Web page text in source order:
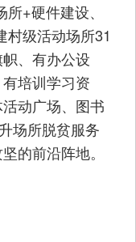
+硬件建设、
村级活动场所31
、有办公设
培训学习资
动广场、图书
场所脱贫服务
的前沿阵地。